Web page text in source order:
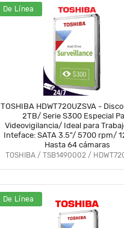
De Línea
TOSHIBA HDWT720UZSVA - Disco Duro de
2TB/ Serie S300 Especial
Videovigilancia/ Ideal para
Inteface: SATA 3.5"/ 5700 rpm/
Hasta 64 cámaras
TOSHIBA / TSB1490002 /
De Línea